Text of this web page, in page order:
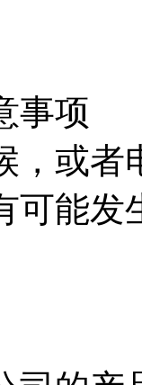
事项
，或者
可能